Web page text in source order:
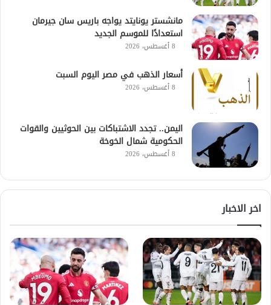
مانشستر يونايتد يواجه باريس سان جيرمان
استعدادًا للموسم الجديد
8 أغسطس، 2026
أسعار الذهب في مصر اليوم السبت
8 أغسطس، 2026
اليمن.. تجدد الاشتباكات بين الحوثيين والقوات
الحكومية شمال الخوخة
8 أغسطس، 2026
اخر الاخبار